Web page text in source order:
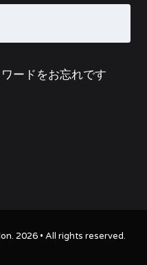
ードをお忘れです
. 2026 • All rights reserved.